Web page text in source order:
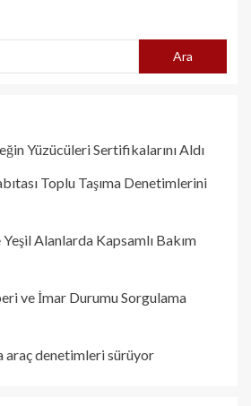
Ara
Yüzücüleri Sertifikalarını Aldı
Toplu Taşıma Denetimlerini
Alanlarda Kapsamlı Bakım
ve İmar Durumu Sorgulama
araç denetimleri sürüyor